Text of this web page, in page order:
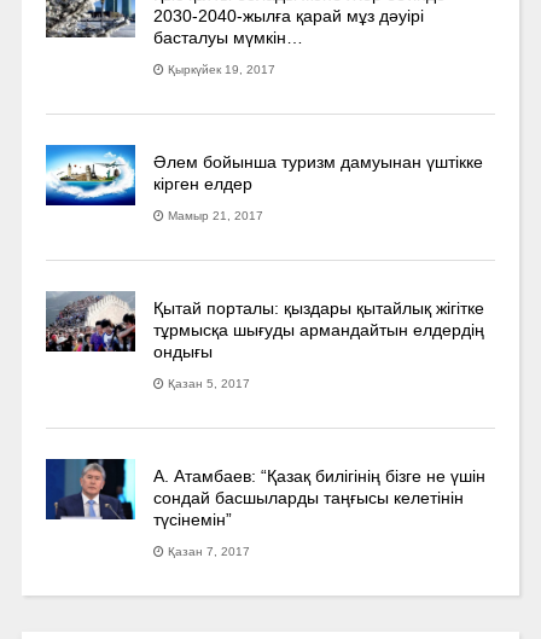
2030-2040­-жылға қарай мұз дәуірі
басталуы мүмкін…
Қыркүйек 19, 2017
Әлем бойынша туризм дамуынан үштікке
кірген елдер
Мамыр 21, 2017
Қытай порталы: қыздары қытайлық жігітке
тұрмысқа шығуды армандайтын елдердің
ондығы
Қазан 5, 2017
А. Атамбаев: “Қазақ билігінің бізге не үшін
сондай басшыларды таңғысы келетінін
түсінемін”
Қазан 7, 2017